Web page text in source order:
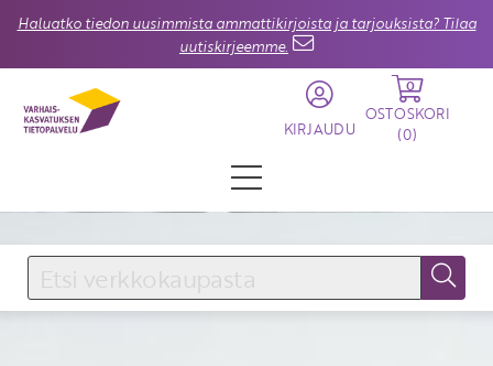
Haluatko tiedon uusimmista ammattikirjoista ja tarjouksista? Tilaa
uutiskirjeemme.
KIRJAUDU
0
OSTOSKORI
(0)
KIRJAUDU SISÄÄN
Käyttäjätunnus